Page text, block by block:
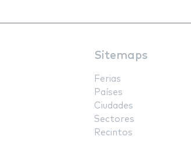
Sitemaps
Ferias
Países
Ciudades
Sectores
Recintos